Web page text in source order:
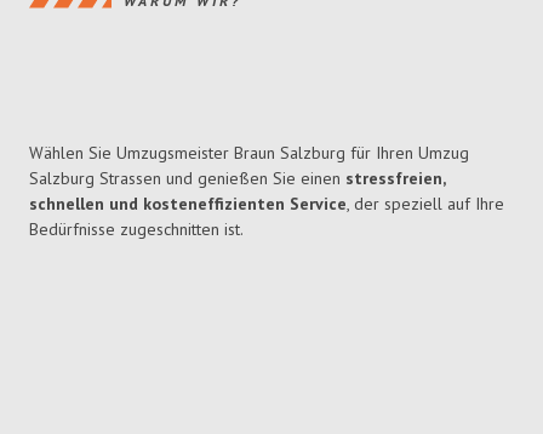
Wählen Sie Umzugsmeister Braun Salzburg für Ihren Umzug
Salzburg Strassen und genießen Sie einen stressfreien,
schnellen und kosteneffizienten Service, der speziell auf Ihre
Bedürfnisse zugeschnitten ist.